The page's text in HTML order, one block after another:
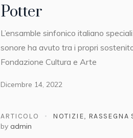
Potter
L’ensamble sinfonico italiano
sonore ha avuto tra i propri
Fondazione Cultura e Arte
Dicembre 14, 2022
ARTICOLO NOTIZIE, RASSEGNA
by admin